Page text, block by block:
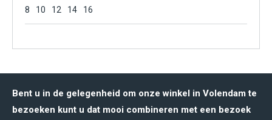
8 10 12 14 16
Bent u in de gelegenheid om onze winkel in Volendam te
bezoeken kunt u dat mooi combineren met een bezoek